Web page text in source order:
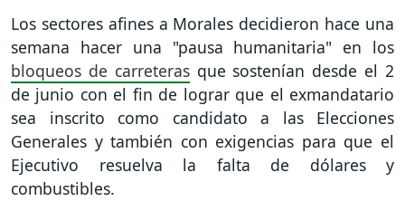
Los sectores afines a Morales decidieron hace una
semana hacer una "pausa humanitaria" en los
bloqueos de carreterasque sostenían desde el 2
de junio con el fin de lograr que el exmandatario
sea inscrito como candidato a las Elecciones
Generales y también con exigencias para que el
Ejecutivo resuelva la falta de dólares y
combustibles.